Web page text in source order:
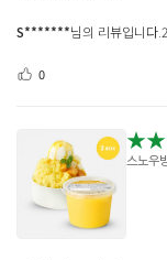
S*******님의 리뷰입니다.
0
스노우